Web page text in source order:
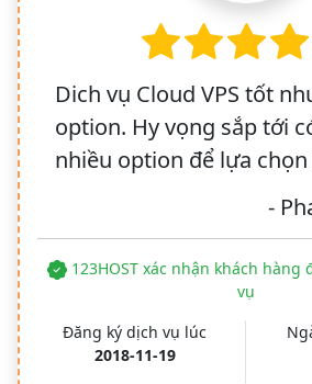
Dich vụ Cloud VPS tốt
option. Hy vọng sắp tới
nhiều option để lựa
-
123HOST xác nhận khách hàng
vụ
Đăng ký dịch vụ lúc
2018-11-19